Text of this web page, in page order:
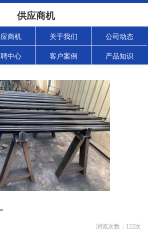
供应商机
商机 关于我们 公司动态
中心 客户案例 产品知识
浏览次数： 122次